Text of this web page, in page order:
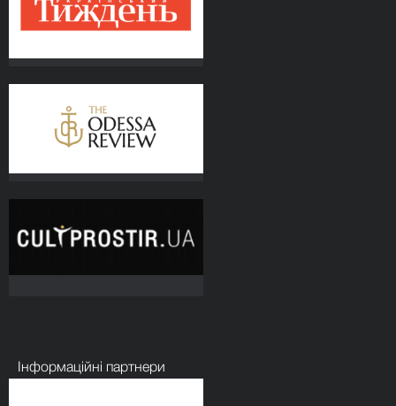
Інформаційні партнери